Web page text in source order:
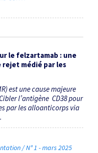
le felzartamab : une
médié par les
est une cause majeure
l’antigène CD38 pour
par les alloanticorps via
/ N° 1 - mars 2025